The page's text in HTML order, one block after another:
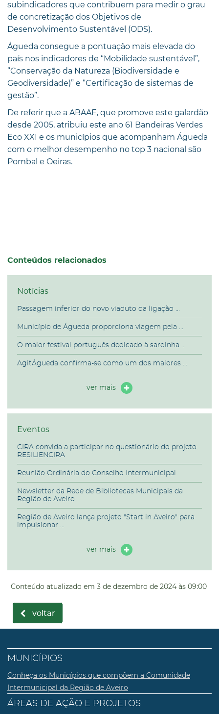
subindicadores que contribuem para medir o grau
de concretização dos Objetivos de
Desenvolvimento Sustentável (ODS).
Águeda consegue a pontuação mais elevada do
país nos indicadores de “Mobilidade sustentável”,
“Conservação da Natureza (Biodiversidade e
Geodiversidade)” e “Certificação de sistemas de
gestão”.
De referir que a ABAAE, que promove este galardão
desde 2005, atribuiu este ano 61 Bandeiras Verdes
Eco XXI e os municípios que acompanham Águeda
com o melhor desempenho no top 3 nacional são
Pombal e Oeiras.
Conteúdos relacionados
Notícias
Passagem inferior do novo viaduto da ligação ...
Município de Águeda proporciona viagem pela ...
O maior festival português dedicado à sardinha ...
AgitÁgueda confirma-se como um dos maiores ...
ver mais
Eventos
CIRA convida a participar no questionário do projeto
RESILIENCIRA
Reunião Ordinária do Conselho Intermunicipal
Newsletter da Rede de Bibliotecas Municipais da
Região de Aveiro
Região de Aveiro lança projeto "Start in Aveiro" para
impulsionar ...
ver mais
Conteúdo atualizado em 3 de dezembro de 2024 às 09:00
voltar
MUNICÍPIOS
Conheça os Municípios que compõem a Comunidade
Intermunicipal da Região de Aveiro
ÁREAS DE AÇÃO E PROJETOS